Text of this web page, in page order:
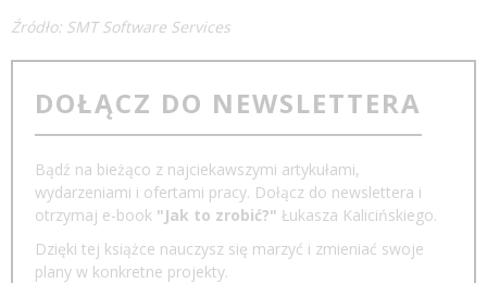
Źródło: SMT Software Services
DOŁĄCZ DO NEWSLETTERA
Bądź na bieżąco z najciekawszymi artykułami,
wydarzeniami i ofertami pracy. Dołącz do newslettera i
otrzymaj e-book "Jak to zrobić?" Łukasza Kalicińskiego.
Dzięki tej książce nauczysz się marzyć i zmieniać swoje
plany w konkretne projekty.